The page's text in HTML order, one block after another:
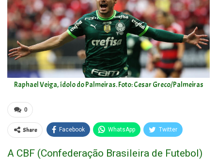
Raphael Veiga, ídolo do Palmeiras. Foto: Cesar Greco/Palmeiras
0
Share Facebook WhatsApp Twitter
A CBF (Confederação Brasileira de Futebol)